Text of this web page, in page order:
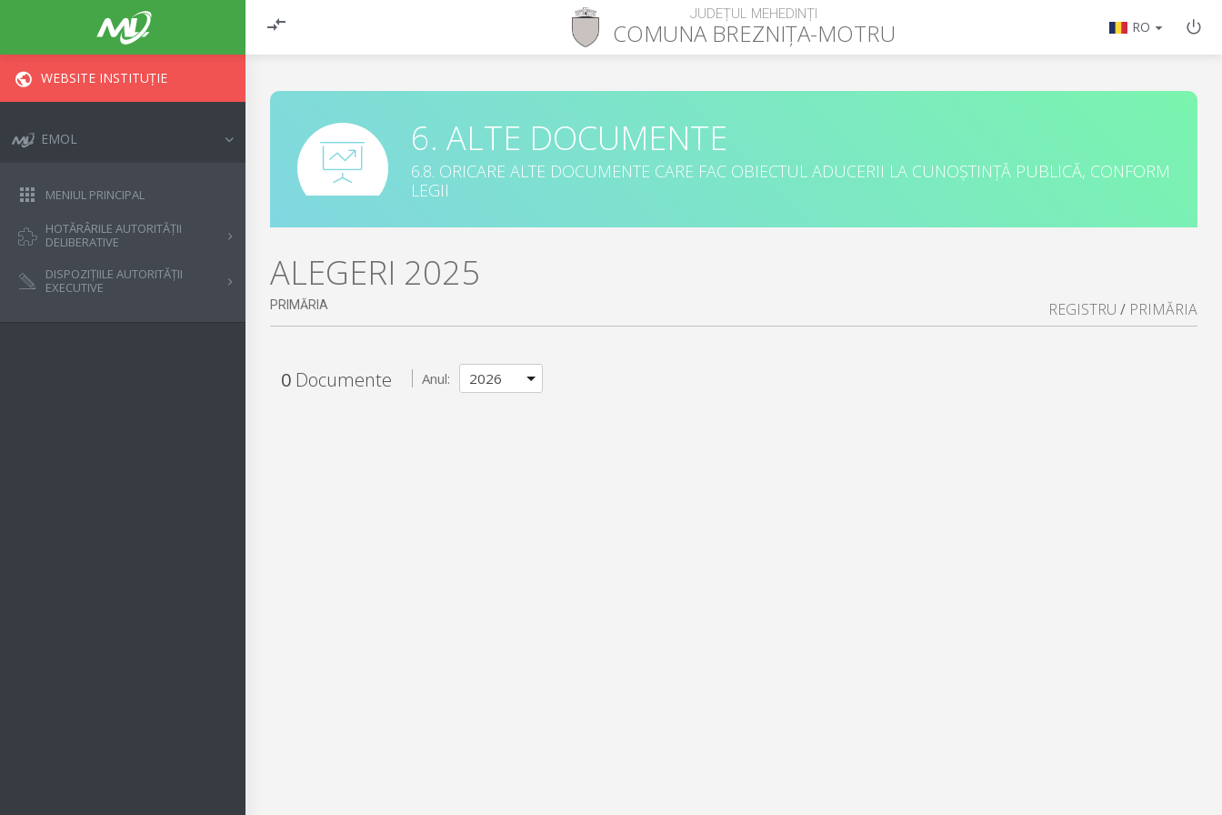
JUDEȚUL MEHEDINȚI
COMUNA BREZNIȚA-MOTRU RO
WEBSITE INSTITUȚIE
EMOL
MENIUL PRINCIPAL
HOTĂRÂRILE AUTORITĂȚII
DELIBERATIVE
DISPOZIȚIILE AUTORITĂȚII
EXECUTIVE
6. ALTE DOCUMENTE
6.8. ORICARE ALTE DOCUMENTE CARE FAC OBIECTUL ADUCERII LA CUNOȘTINȚĂ PUBLICĂ, CONFORM
LEGII
ALEGERI 2025
PRIMĂRIA REGISTRU / PRIMĂRIA
0 Documente Anul: